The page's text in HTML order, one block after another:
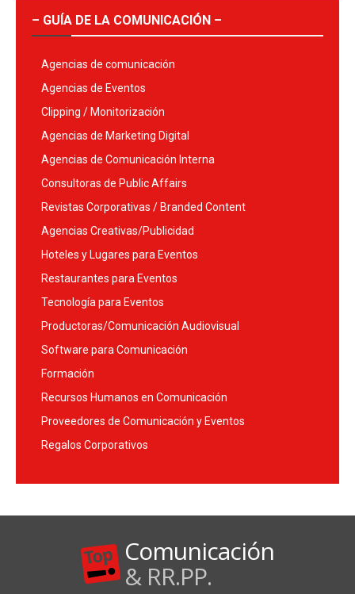
– GUÍA DE LA COMUNICACIÓN –
Agencias de comunicación
Agencias de Eventos
Clipping / Monitorización
Agencias de Marketing Digital
Agencias de Comunicación Interna
Consultoras de Public Affairs
Revistas Corporativas / Branded Content
Agencias Creativas/Publicidad
Hoteles y Lugares para Eventos
Restaurantes para Eventos
Tecnología para Eventos
Productoras/Comunicación Audiovisual
Software para Comunicación
Formación
Recursos Humanos en Comunicación
Proveedores de Comunicación y Eventos
Regalos Corporativos
Comunicación
& RR.PP.